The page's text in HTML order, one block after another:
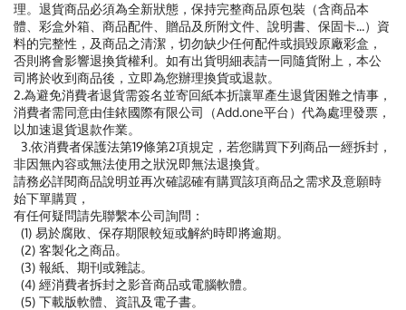
理。退貨商品必須為全新狀態，保持完整商品原包裝（含商品本
體、彩盒外箱、商品配件、贈品及所附文件、說明書、保固卡...）資
料的完整性，及商品之清潔，切勿缺少任何配件或損毀原廠彩盒，
否則將會影響退換貨權利。如有出貨明細表請一同隨貨附上，本公
司將於收到商品後，立即為您辦理換貨或退款。
2.為避免消費者退貨需簽名並寄回紙本折讓單產生退貨困難之情事，
消費者需同意由佳銥國際有限公司（Add.one平台）代為處理發票，
以加速退貨退款作業。
3.依消費者保護法第19條第2項規定，若您購買下列商品一經拆封，
非因無內容或無法使用之狀況即無法退換貨。
請務必詳閱商品說明並再次確認確有購買該項商品之需求及意願時
始下單購買，
有任何疑問請先聯繫本公司詢問：
(1) 易於腐敗、保存期限較短或解約時即將逾期。
(2) 客製化之商品。
(3) 報紙、期刊或雜誌。
(4) 經消費者拆封之影音商品或電腦軟體。
(5) 下載版軟體、資訊及電子書。